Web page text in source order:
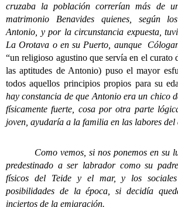
cruzaba la población correrían más de
matrimonio Benavides quienes, según
Antonio, y por la circunstancia expuesta,
La Orotava o en su Puerto, aunque
“un religioso agustino que servía en el curato
las aptitudes de Antonio) puso el mayor
todos aquellos principios propios para su
hay constancia de que Antonio era un chico
físicamente fuerte, cosa por otra parte
joven, ayudaría a la familia en las labores del
Como vemos, si nos ponemos en su
predestinado a ser labrador como su
físicos del Teide y el mar, y los
posibilidades de la época, si decidía
inciertos de la emigración.